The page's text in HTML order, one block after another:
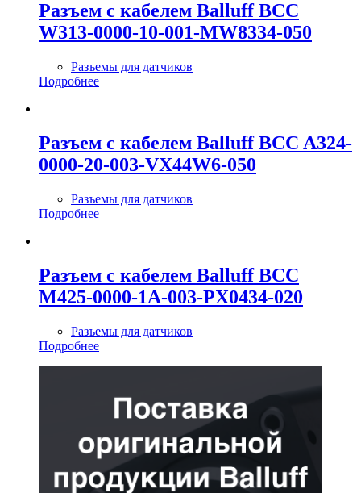
Разъем с кабелем Balluff BCC
W313-0000-10-001-MW8334-050
Разъемы для датчиков
Подробнее
Разъем с кабелем Balluff BCC A324-
0000-20-003-VX44W6-050
Разъемы для датчиков
Подробнее
Разъем с кабелем Balluff BCC
M425-0000-1A-003-PX0434-020
Разъемы для датчиков
Подробнее